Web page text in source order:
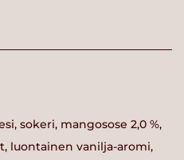
sokeri, mangosose 2,0 %,
luontainen vanilja-aromi,